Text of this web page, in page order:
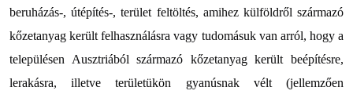
beruházás-, útépítés-, terület feltöltés, amihez külföldről származó
kőzetanyag került felhasználásra vagy tudomásuk van arról, hogy a
településen Ausztriából származó kőzetanyag került beépítésre,
lerakásra, illetve területükön gyanúsnak vélt (jellemzően